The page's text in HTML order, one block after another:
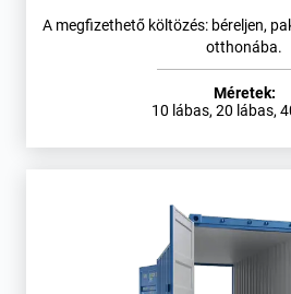
A megfizethető költözés: béreljen,
otthonába.
Méretek:
10 lábas, 20 lábas,